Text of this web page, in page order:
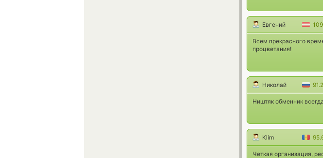
Евгений
Всем прекрасного
процветания!
Николай
Ништяк обменник
Klim
Четкая организация,